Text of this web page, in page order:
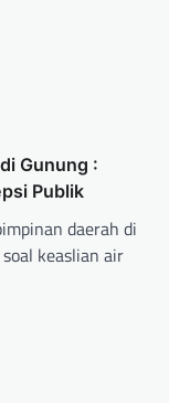
Gunung :
Publik
daerah di
keaslian air